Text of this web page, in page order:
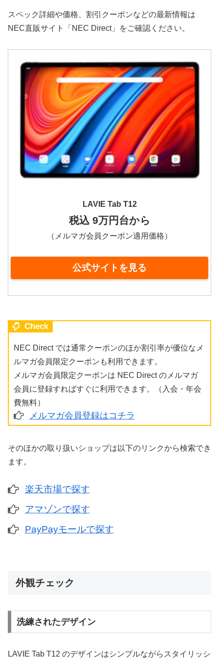
スペック詳細や価格、割引クーポンなどの最新情報は
NEC直販サイト「NEC Direct」をご確認ください。
LAVIE Tab T12
税込 9万円台から
（メルマガ会員クーポン適用価格）
公式サイトを見る
Check
NEC Direct では通常クーポンのほか割引率が優位なメ
ルマガ会員限定クーポンも利用できます。
メルマガ会員限定クーポンは NEC Direct のメルマガ
会員に登録すればすぐに利用できます。（入会・年会
費無料）
メルマガ会員登録はコチラ
そのほかの取り扱いショップは以下のリンクから検索でき
ます。
楽天市場で探す
アマゾンで探す
PayPayモールで探す
外観チェック
洗練されたデザイン
LAVIE Tab T12 のデザインはシンプルながらスタイリッシ